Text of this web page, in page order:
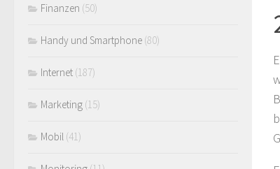
Finanzen (50)
Handy und Smartphone (80)
Internet (187)
Marketing (15)
Mobil (41)